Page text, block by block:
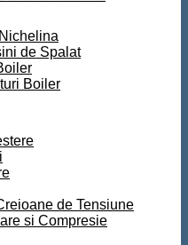
de Spalat
Boiler
de Tensiune
si Compresie